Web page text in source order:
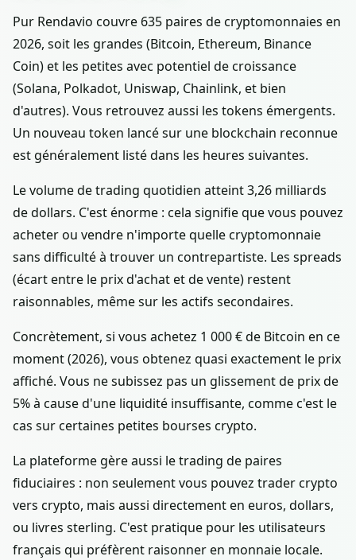
Pur Rendavio couvre 635 paires de cryptomonnaies en
2026, soit les grandes (Bitcoin, Ethereum, Binance
Coin) et les petites avec potentiel de croissance
(Solana, Polkadot, Uniswap, Chainlink, et bien
d'autres). Vous retrouvez aussi les tokens émergents.
Un nouveau token lancé sur une blockchain reconnue
est généralement listé dans les heures suivantes.
Le volume de trading quotidien atteint 3,26 milliards
de dollars. C'est énorme : cela signifie que vous pouvez
acheter ou vendre n'importe quelle cryptomonnaie
sans difficulté à trouver un contrepartiste. Les spreads
(écart entre le prix d'achat et de vente) restent
raisonnables, même sur les actifs secondaires.
Concrètement, si vous achetez 1 000 € de Bitcoin en ce
moment (2026), vous obtenez quasi exactement le prix
affiché. Vous ne subissez pas un glissement de prix de
5% à cause d'une liquidité insuffisante, comme c'est le
cas sur certaines petites bourses crypto.
La plateforme gère aussi le trading de paires
fiduciaires : non seulement vous pouvez trader crypto
vers crypto, mais aussi directement en euros, dollars,
ou livres sterling. C'est pratique pour les utilisateurs
français qui préfèrent raisonner en monnaie locale.